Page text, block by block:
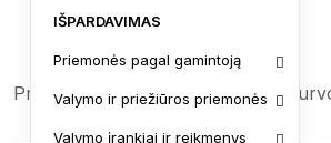
IŠPARDAVIMAS
Priemonės pagal gamintoją
Valymo ir priežiūros priemonės
Valymo įrankiai ir reikmenys
Pradžia Autotransportui